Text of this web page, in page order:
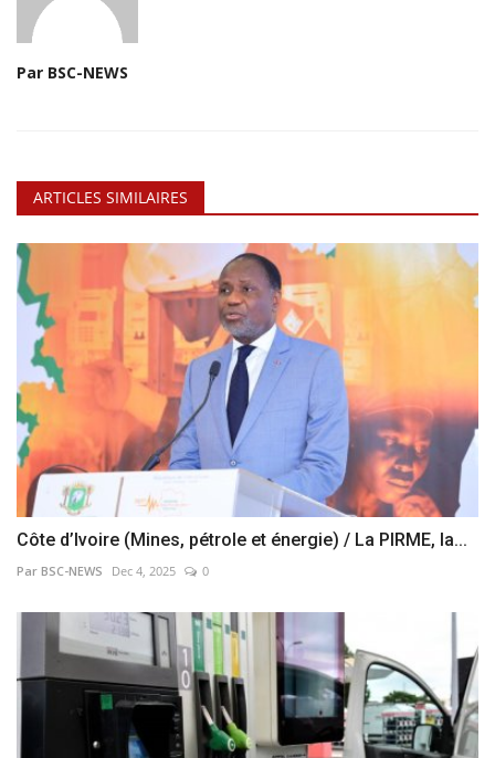
Par BSC-NEWS
ARTICLES SIMILAIRES
Côte d’Ivoire (Mines, pétrole et énergie) / La PIRME, la...
Par BSC-NEWS Dec 4, 2025 0